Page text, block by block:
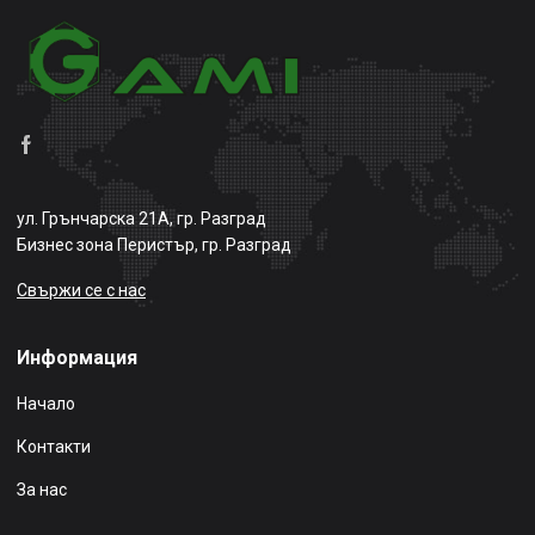
ул. Грънчарска 21А, гр. Разград
Бизнес зона Перистър, гр. Разград
Свържи се с нас
Информация
Начало
Контакти
За нас